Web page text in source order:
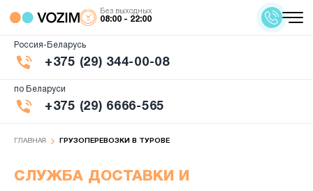
Без выходных
08:00 - 22:00
Россия-Беларусь
+375 (29) 344-00-08
по Беларуси
+375 (29) 6666-565
ГЛАВНАЯ ГРУЗОПЕРЕВОЗКИ В ТУРОВЕ
СЛУЖБА ДОСТАВКИ И